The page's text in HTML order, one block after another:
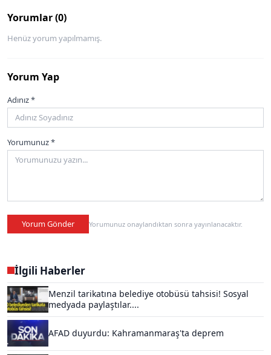
Yorumlar (0)
Henüz yorum yapılmamış.
Yorum Yap
Adınız *
Yorumunuz *
Yorum Gönder Yorumunuz onaylandıktan sonra yayınlanacaktır.
İlgili Haberler
Menzil tarikatına belediye otobüsü tahsisi! Sosyal
medyada paylaştılar....
AFAD duyurdu: Kahramanmaraş'ta deprem